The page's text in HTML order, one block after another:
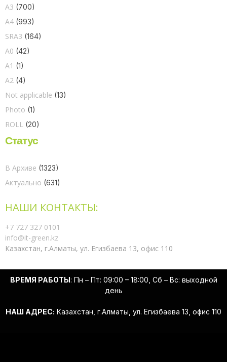
A3 (700)
A4 (993)
SRA3 (164)
A0 (42)
A1 (1)
A2 (4)
Not applicable (13)
Photo (1)
ROLL (20)
Статус
В Архиве (1323)
Актуально (631)
НАШИ КОНТАКТЫ:
+7 727 327 0101
info@it-green.kz
Казахстан, г.Алматы, ул. Егизбаева 13, офис 110
ВРЕМЯ РАБОТЫ: Пн – Пт: 09:00 – 18:00, Сб – Вс: выходной
день
НАШ АДРЕС: Казахстан, г.Алматы, ул. Егизбаева 13, офис 110